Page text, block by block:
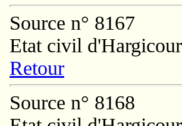
Source n° 8167
Etat civil
Retour
Source n° 8168